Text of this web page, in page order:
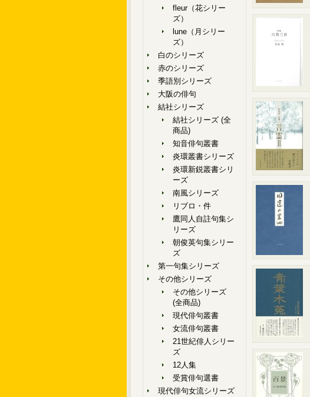
fleur（花シリー
ズ）
lune（月シリー
ズ）
白のシリーズ
赤のシリーズ
季語別シリーズ
大阪の俳句
結社シリーズ
結社シリーズ (全
商品)
知音俳句叢書
炎環叢書シリーズ
炎環新鋭叢書シリ
ーズ
南風シリーズ
リブロ・件
鷹同人自註句集シ
リーズ
朝俊英句集シリー
ズ
第一句集シリーズ
その他シリーズ
その他シリーズ
(全商品)
現代俳句叢書
女流俳句叢書
21世紀俳人シリー
ズ
12人集
受賞俳句選書
現代俳句女流シリーズ